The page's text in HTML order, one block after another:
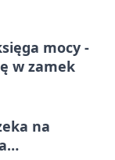
mocy -
w zamek
na